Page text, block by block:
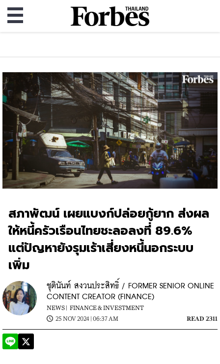
สภาพัฒน์ เผยแบงก์ปล่อยกู้ยาก ส่งผล
ให้หนี้ครัวเรือนไทยชะลอลงที่ 89.6%
แต่ปัญหายังรุมเร้าเสี่ยงหนี้นอกระบบ
เพิ่ม
ชุตินันท์ สงวนประสิทธิ์ / FORMER SENIOR ONLINE
CONTENT CREATOR (FINANCE)
NEWS | FINANCE & INVESTMENT
25 NOV 2024 | 06:37 AM
READ 2311